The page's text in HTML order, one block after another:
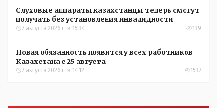
Слуховые аппараты казахстанцы теперь смогут
получать без установления инвалидности
7 августа 2026 г. в 15:34 139
Новая обязанность появится у всех работников
Казахстана с 25 августа
7 августа 2026 г. в 14:12 1537